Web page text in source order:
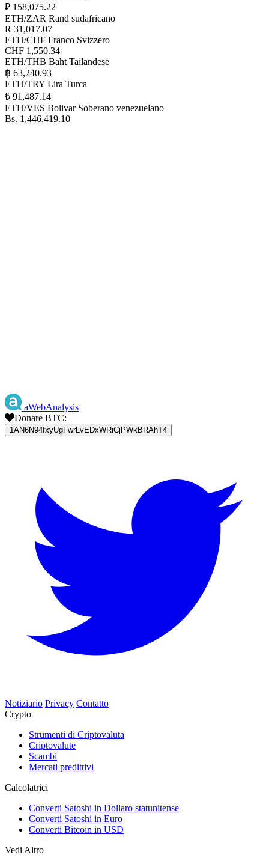
₽ 158,075.22
ETH/ZAR Rand sudafricano
R 31,017.07
ETH/CHF Franco Svizzero
CHF 1,550.34
ETH/THB Baht Tailandese
฿ 63,240.93
ETH/TRY Lira Turca
₺ 91,487.14
ETH/VES Bolivar Soberano venezuelano
Bs. 1,446,419.10
aWebAnalysis
Donare BTC:
1AN6N94fxyUgFwrLvEDxWRiCjPWkBRAhT4
Notiziario Privacy Contatto
Crypto
Strumenti di Criptovaluta
Criptovalute
Scambi
Mercati predittivi
Calcolatrici
Converti Satoshi in Dollaro statunitense
Converti Satoshi in Euro
Converti Bitcoin in USD
Vedi Altro